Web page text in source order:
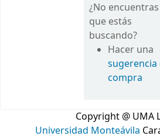
¿No
que estás
buscando?
Hacer una
sugerencia
compra
Copyright @ UMA
Universidad Monteávila